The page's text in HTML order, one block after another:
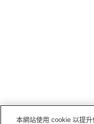
本網站使用 cookie 以提